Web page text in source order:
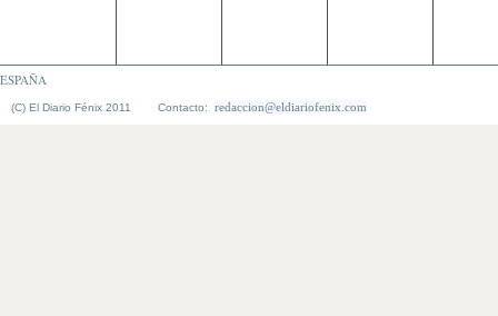
ESPAÑA
(C) El Diario Fénix 2011 Contacto: redaccion@eldiariofenix.com